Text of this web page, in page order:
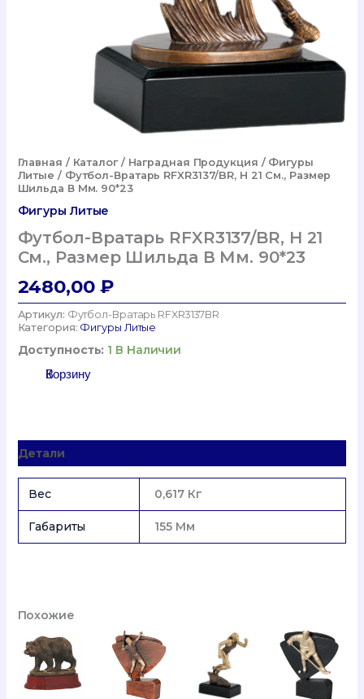
Главная / Каталог/ Наградная Продукция / Фигуры
Литые / Футбол-Вратарь RFXR3137/BR, H 21 См., Размер
Шильда В Мм. 90*23
Фигуры Литые
Футбол-Вратарь RFXR3137/BR, H 21
См., Размер Шильда В Мм. 90*23
2480,00 ₽
Артикул: Футбол-Вратарь RFXR3137BR
Категория: Фигуры Литые
Доступность: 1 В Наличии
Количество
RFXR3137/BR,
H
21
См.,
Шильда
В Корзину
Детали
Вес 0,617 Кг
Габариты 155 Мм
Похожие